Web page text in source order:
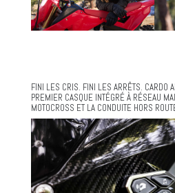
FINI LES CRIS. FINI LES ARRÊTS. CARDO
PREMIER CASQUE INTÉGRÉ À RÉSEAU
MOTOCROSS ET LA CONDUITE HORS